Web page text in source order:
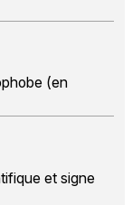
(en
et signe